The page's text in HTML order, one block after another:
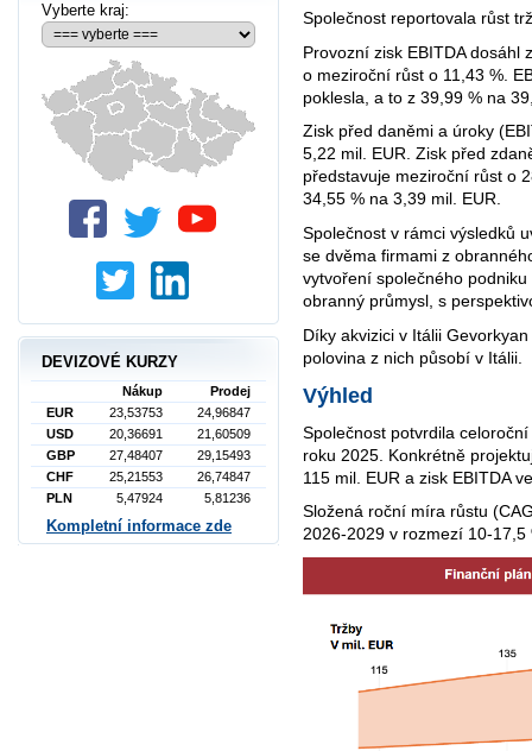
Společnost reportovala růst
Provozní zisk EBITDA dosáhl
o meziroční růst o 11,43 %.
poklesla, a to z 39,99 % na
Zisk před daněmi a úroky
5,22 mil. EUR. Zisk před
představuje meziroční růst o
34,55 % na 3,39 mil. EUR.
Společnost v rámci výsledků
se dvěma firmami z
vytvoření společného
obranný průmysl, s
Díky akvizici v Itálii
polovina z nich působí v Itálii.
Výhled
Společnost potvrdila
roku 2025. Konkrétně
115 mil. EUR a zisk EBITDA
Složená roční míra růstu
2026-2029 v rozmezí 10-17,5
Vyberte kraj:
DEVIZOVÉ KURZY
Nákup
Prodej
EUR
23,53753
24,96847
USD
20,36691
21,60509
GBP
27,48407
29,15493
CHF
25,21553
26,74847
PLN
5,47924 5,81236
Kompletní informace zde